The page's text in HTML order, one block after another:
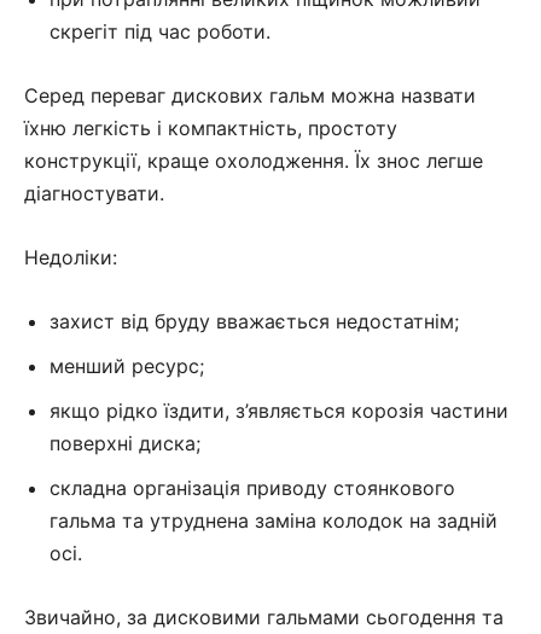
скрегіт під час роботи.
Серед переваг дискових гальм можна назвати
їхню легкість і компактність, простоту
конструкції, краще охолодження. Їх знос легше
діагностувати.
Недоліки:
захист від бруду вважається недостатнім;
менший ресурс;
якщо рідко їздити, з’являється корозія частини
поверхні диска;
складна організація приводу стоянкового
гальма та утруднена заміна колодок на задній
осі.
Звичайно, за дисковими гальмами сьогодення та